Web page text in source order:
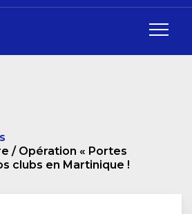
/ Opération « Portes
clubs en Martinique !